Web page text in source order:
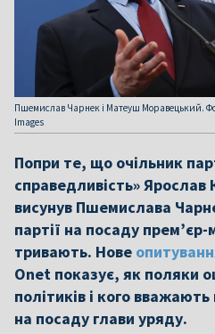
Пшемислав Чарнек і Матеуш Моравецький.
Images
Попри те, що очільник
справедливість» Ярослав
висунув Пшемислава
партії на посаду прем’єр-
тривають. Нове
Onet показує, як поляки
політиків і кого
на посаду глави уряду.